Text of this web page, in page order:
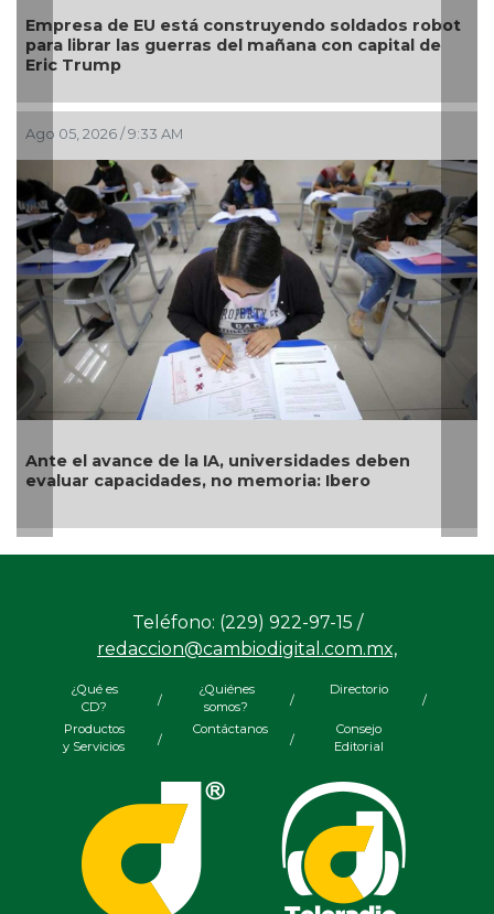
Empresa de EU está construyendo soldados robot
para librar las guerras del mañana con capital de
Eric Trump
Ago 05, 2026 / 9:33 AM
Ante el avance de la IA, universidades deben
evaluar capacidades, no memoria: Ibero
Teléfono: (229) 922-97-15 /
redaccion@cambiodigital.com.mx,
¿Qué es
CD?
/
¿Quiénes
somos?
/
Directorio
/
Productos
y Servicios
/
Contáctanos
/
Consejo
Editorial